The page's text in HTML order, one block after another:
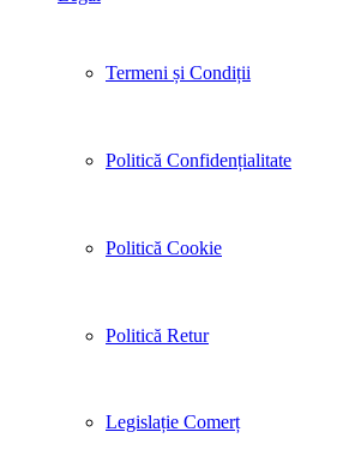
Termeni și Condiții
Politică Confidențialitate
Politică Cookie
Politică Retur
Legislație Comerț